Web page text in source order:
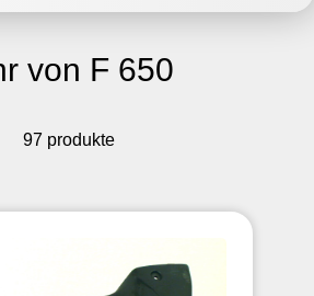
von F 650
97 produkte